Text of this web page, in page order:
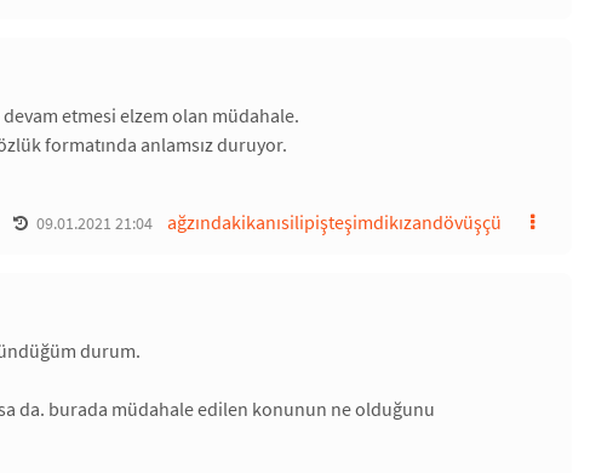
devam etmesi elzem olan müdahale.
formatında anlamsız duruyor.
ağzındakikanısilipişteşimdikızandövüşçü
09.01.2021 21:04
durum.
da. burada müdahale edilen konunun ne olduğunu